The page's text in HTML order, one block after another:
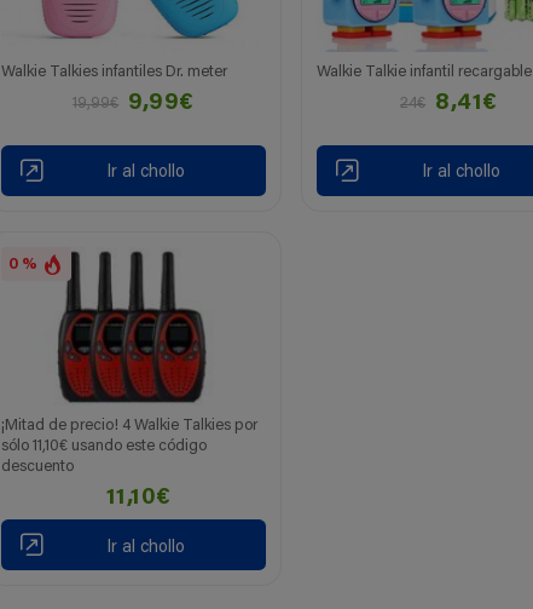
Walkie Talkies infantiles Dr. meter
19,99€
9,99€
Ir al chollo
Walkie Talkie infantil recargable
24€
8,41€
Ir al chollo
0 %
¡Mitad de precio! 4 Walkie Talkies por
sólo 11,10€ usando este código
descuento
11,10€
Ir al chollo